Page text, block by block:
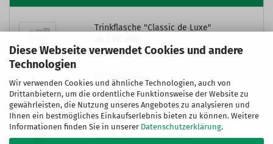
Diese Webseite verwendet Cookies und andere
Technologien
Wir verwenden Cookies und ähnliche Technologien, auch von
Drittanbietern, um die ordentliche Funktionsweise der Website zu
gewährleisten, die Nutzung unseres Angebotes zu analysieren und
Ihnen ein bestmögliches Einkaufserlebnis bieten zu können. Weitere
Informationen finden Sie in unserer Datenschutzerklärung.
Trinkflasche "Classic de Luxe"
Milchflasche
ab 4,49 EUR
Spezial-Tränkeflasche, 1000 ml
Unser Normalpreis 4,99 EUR